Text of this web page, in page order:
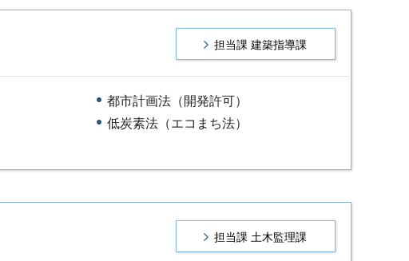
担当課 建築指導課
都市計画法（開発許可）
低炭素法（エコまち法）
担当課 土木監理課